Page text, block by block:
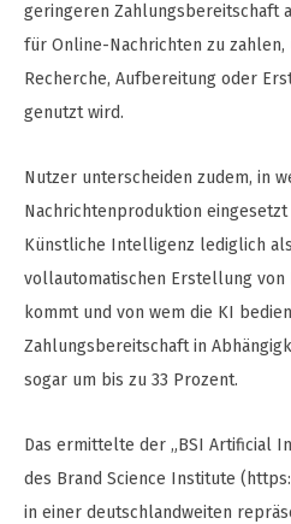
geringeren Zahlungsbereitschaft
für Online-Nachrichten zu
Recherche, Aufbereitung oder
genutzt wird.
Nutzer unterscheiden zudem, in
Nachrichtenproduktion eingesetzt
Künstliche Intelligenz lediglich
vollautomatischen Erstellung von
kommt und von wem die KI
Zahlungsbereitschaft in
sogar um bis zu 33 Prozent.
Das ermittelte der „BSI Artificial
des Brand Science Institute
in einer deutschlandweiten